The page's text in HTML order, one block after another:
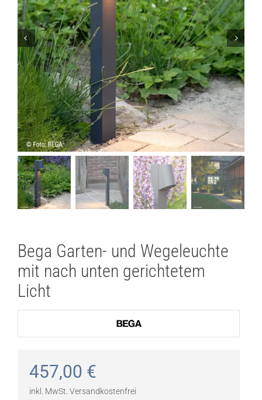
Lichtplanung
Referenzen
Marken
Ratgeber
Sale
Bega Garten- und Wegeleuchte
mit nach unten gerichtetem
Licht
457,00 €
inkl. MwSt. Versandkostenfrei